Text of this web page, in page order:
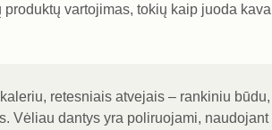
vartojimas, tokių kaip juoda
retesniais atvejais – rankiniu
Vėliau dantys yra poliruojami,